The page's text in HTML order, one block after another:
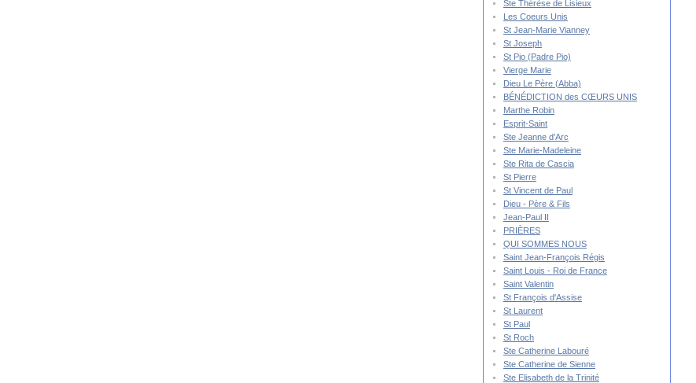
Ste Thérèse de Lisieux
Les Coeurs Unis
St Jean-Marie Vianney
St Joseph
St Pio (Padre Pio)
Vierge Marie
Dieu Le Père (Abba)
BÉNÉDICTION des CŒURS UNIS
Marthe Robin
Esprit-Saint
Ste Jeanne d'Arc
Ste Marie-Madeleine
Ste Rita de Cascia
St Pierre
St Vincent de Paul
Dieu - Père & Fils
Jean-Paul II
PRIÈRES
QUI SOMMES NOUS
Saint Jean-François Régis
Saint Louis - Roi de France
Saint Valentin
St François d'Assise
St Laurent
St Paul
St Roch
Ste Catherine Labouré
Ste Catherine de Sienne
Ste Elisabeth de la Trinité